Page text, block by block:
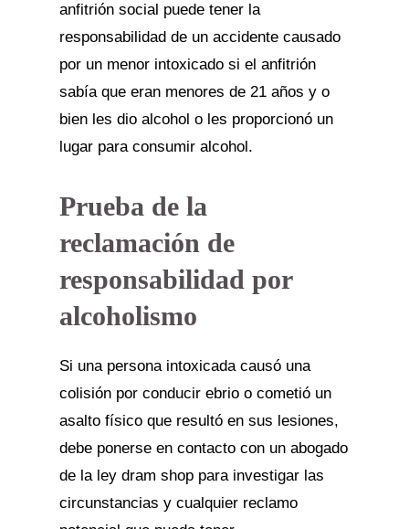
anfitrión social puede tener la
responsabilidad de un accidente causado
por un menor intoxicado si el anfitrión
sabía que eran menores de 21 años y o
bien les dio alcohol o les proporcionó un
lugar para consumir alcohol.
Prueba de la
reclamación de
responsabilidad por
alcoholismo
Si una persona intoxicada causó una
colisión por conducir ebrio o cometió un
asalto físico que resultó en sus lesiones,
debe ponerse en contacto con un abogado
de la ley dram shop para investigar las
circunstancias y cualquier reclamo